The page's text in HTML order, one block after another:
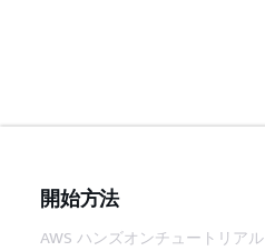
開始方法
AWS ハンズオンチュートリアル